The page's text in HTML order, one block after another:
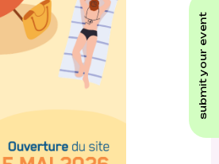
submit your event